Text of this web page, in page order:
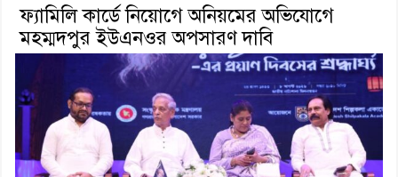
ফ্যামিলি কার্ডে নিয়োগে অনিয়মের অভিযোগে
মহম্মদপুর ইউএনওর অপসারণ দাবি